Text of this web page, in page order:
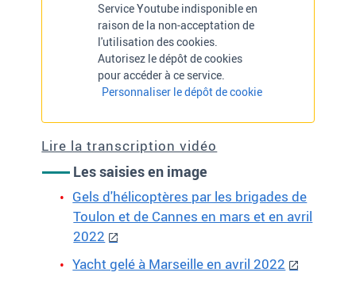
Service Youtube indisponible en
raison de la non-acceptation de
l'utilisation des cookies.
Autorisez le dépôt de cookies
pour accéder à ce service.
Personnaliser le dépôt de cookie
Lire la transcription vidéo
Les saisies en image
Gels d'hélicoptères par les brigades de
Toulon et de Cannes en mars et en avril
2022
Yacht gelé à Marseille en avril 2022